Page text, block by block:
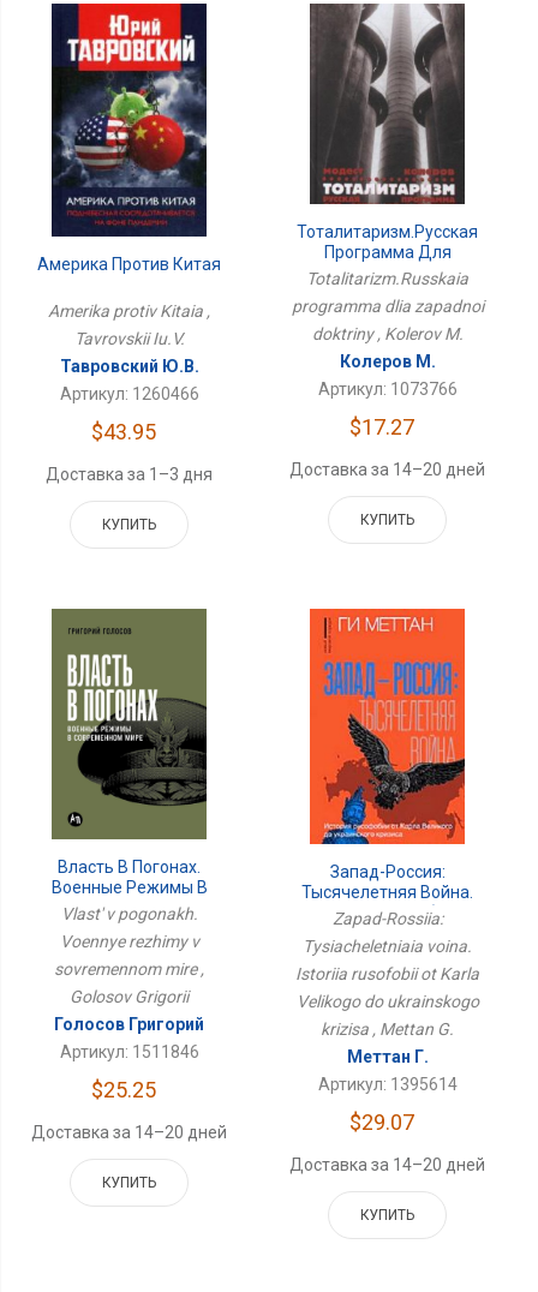
Америка Против Китая
Amerika protiv Kitaia ,
Tavrovskii Iu.V.
Тавровский Ю.В.
Артикул: 1260466
$43.95
Доставка за 1–3 дня
КУПИТЬ
Тоталитаризм.Русская
Программа Для
Западной Доктрины
Totalitarizm.Russkaia
programma dlia zapadnoi
doktriny , Kolerov M.
Колеров М.
Артикул: 1073766
$17.27
Доставка за 14–20 дней
КУПИТЬ
Власть В Погонах.
Военные Режимы В
Современном Мире
Vlast' v pogonakh.
Voennye rezhimy v
sovremennom mire ,
Golosov Grigorii
Голосов Григорий
Артикул: 1511846
$25.25
Доставка за 14–20 дней
КУПИТЬ
Запад-Россия:
Тысячелетняя Война.
История Русофобии От
Карла Великого До
Украинского Кризиса
Zapad-Rossiia:
Tysiacheletniaia voina.
Istoriia rusofobii ot Karla
Velikogo do ukrainskogo
krizisa , Mettan G.
Меттан Г.
Артикул: 1395614
$29.07
Доставка за 14–20 дней
КУПИТЬ